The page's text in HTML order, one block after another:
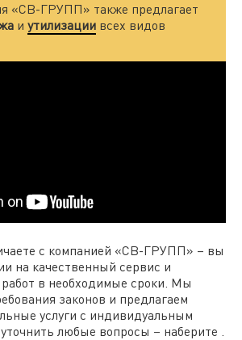
«СВ-ГРУПП» также предлагает
и утилизации всех видов
с компанией «СВ-ГРУПП» – вы
на качественный сервис и
в необходимые сроки. Мы
законов и предлагаем
услуги с индивидуальным
любые вопросы – наберите .